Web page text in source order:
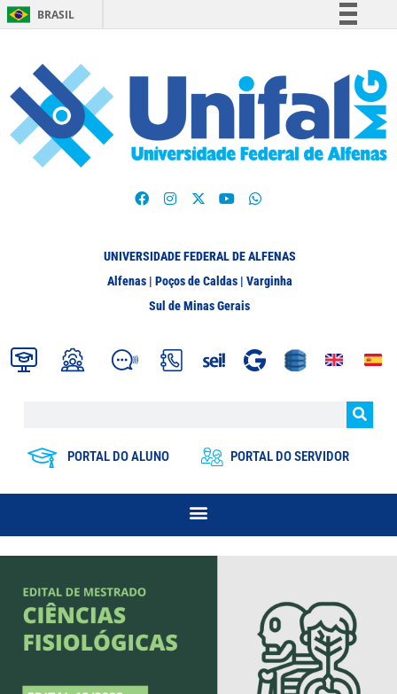
BRASIL
Participe
Acesso à informação
Legislação
UNIVERSIDADE FEDERAL DE ALFENAS
Alfenas | Poços de Caldas | Varginha
Sul de Minas Gerais
PORTAL DO ALUNO PORTAL DO SERVIDOR